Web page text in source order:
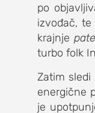
po
izvođač,
krajnje
turbo folk
Zatim
energične
je